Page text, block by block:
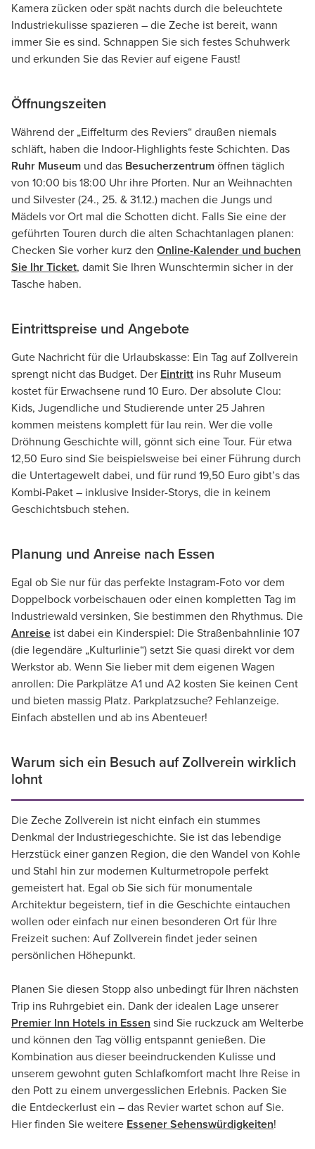
Kamera zücken oder spät nachts durch die beleuchtete
Industriekulisse spazieren – die Zeche ist bereit, wann
immer Sie es sind. Schnappen Sie sich festes Schuhwerk
und erkunden Sie das Revier auf eigene Faust!
Öffnungszeiten
Während der „Eiffelturm des Reviers“ draußen niemals
schläft, haben die Indoor-Highlights feste Schichten. Das
Ruhr Museum und das Besucherzentrum öffnen täglich
von 10:00 bis 18:00 Uhr ihre Pforten. Nur an Weihnachten
und Silvester (24., 25. & 31.12.) machen die Jungs und
Mädels vor Ort mal die Schotten dicht. Falls Sie eine der
geführten Touren durch die alten Schachtanlagen planen:
Checken Sie vorher kurz den Online-Kalender und buchen
Sie Ihr Ticket, damit Sie Ihren Wunschtermin sicher in der
Tasche haben.
Eintrittspreise und Angebote
Gute Nachricht für die Urlaubskasse: Ein Tag auf Zollverein
sprengt nicht das Budget. Der Eintritt ins Ruhr Museum
kostet für Erwachsene rund 10 Euro. Der absolute Clou:
Kids, Jugendliche und Studierende unter 25 Jahren
kommen meistens komplett für lau rein. Wer die volle
Dröhnung Geschichte will, gönnt sich eine Tour. Für etwa
12,50 Euro sind Sie beispielsweise bei einer Führung durch
die Untertagewelt dabei, und für rund 19,50 Euro gibt’s das
Kombi-Paket – inklusive Insider-Storys, die in keinem
Geschichtsbuch stehen.
Planung und Anreise nach Essen
Egal ob Sie nur für das perfekte Instagram-Foto vor dem
Doppelbock vorbeischauen oder einen kompletten Tag im
Industriewald versinken, Sie bestimmen den Rhythmus. Die
Anreise ist dabei ein Kinderspiel: Die Straßenbahnlinie 107
(die legendäre „Kulturlinie“) setzt Sie quasi direkt vor dem
Werkstor ab. Wenn Sie lieber mit dem eigenen Wagen
anrollen: Die Parkplätze A1 und A2 kosten Sie keinen Cent
und bieten massig Platz. Parkplatzsuche? Fehlanzeige.
Einfach abstellen und ab ins Abenteuer!
Warum sich ein Besuch auf Zollverein wirklich
lohnt
Die Zeche Zollverein ist nicht einfach ein stummes
Denkmal der Industriegeschichte. Sie ist das lebendige
Herzstück einer ganzen Region, die den Wandel von Kohle
und Stahl hin zur modernen Kulturmetropole perfekt
gemeistert hat. Egal ob Sie sich für monumentale
Architektur begeistern, tief in die Geschichte eintauchen
wollen oder einfach nur einen besonderen Ort für Ihre
Freizeit suchen: Auf Zollverein findet jeder seinen
persönlichen Höhepunkt.
Planen Sie diesen Stopp also unbedingt für Ihren nächsten
Trip ins Ruhrgebiet ein. Dank der idealen Lage unserer
Premier Inn Hotels in Essen sind Sie ruckzuck am Welterbe
und können den Tag völlig entspannt genießen. Die
Kombination aus dieser beeindruckenden Kulisse und
unserem gewohnt guten Schlafkomfort macht Ihre Reise in
den Pott zu einem unvergesslichen Erlebnis. Packen Sie
die Entdeckerlust ein – das Revier wartet schon auf Sie.
Hier finden Sie weitere Essener Sehenswürdigkeiten!